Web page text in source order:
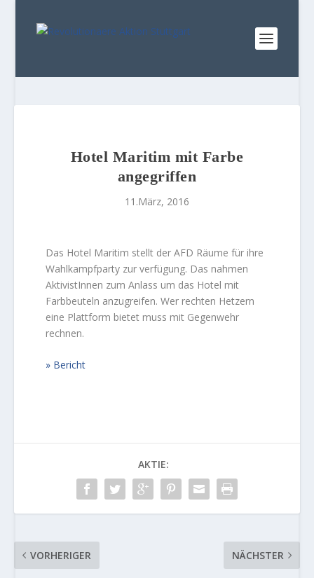
Hotel Maritim mit Farbe
angegriffen
11.März, 2016
Das Hotel Maritim stellt der AFD Räume für ihre
Wahlkampfparty zur verfügung. Das nahmen
AktivistInnen zum Anlass um das Hotel mit
Farbbeuteln anzugreifen. Wer rechten Hetzern
eine Plattform bietet muss mit Gegenwehr
rechnen.
Bericht
AKTIE:
VORHERIGER NÄCHSTER